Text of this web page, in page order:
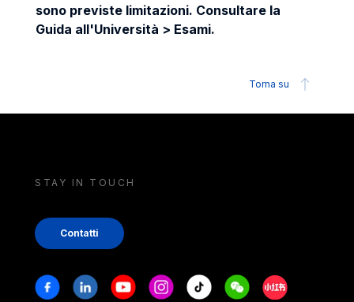
sono previste limitazioni. Consultare la
Guida all'Università > Esami.
Torna su
STAY IN TOUCH
Contatti
Stay in touch
FacebookLinkedinYoutubeInstagram
Tiktok WeechatXiaohongshu/